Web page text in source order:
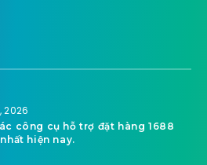
2026
công cụ hỗ trợ đặt hàng 1688
hiện nay.